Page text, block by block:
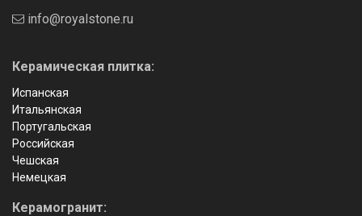
info@royalstone.ru
Керамическая плитка:
Испанская
Итальянская
Португальская
Российская
Чешская
Немецкая
Керамогранит: